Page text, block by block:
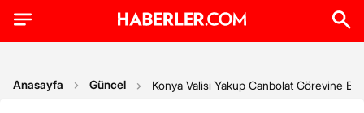
Anasayfa Güncel Konya Valisi Yakup Canbolat Görevine